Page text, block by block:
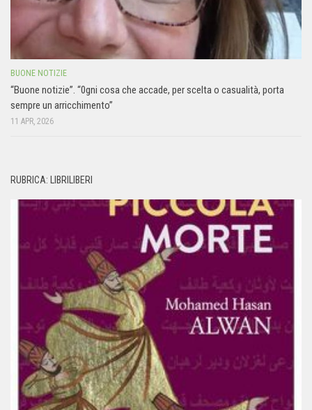
BUONE NOTIZIE
“Buone notizie”. “0gni cosa che accade, per scelta o casualità, porta
sempre un arricchimento”
11 APR, 2026
RUBRICA: LIBRILIBERI